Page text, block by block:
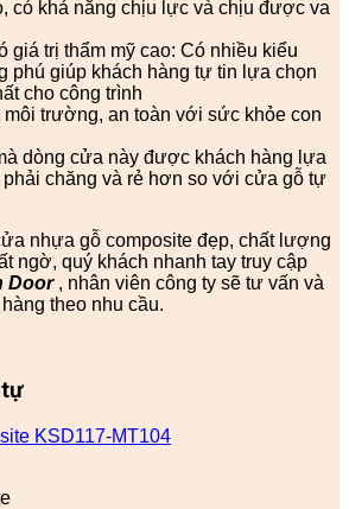
có khả năng chịu lực và chịu được va
giá trị thẩm mỹ cao: Có nhiều kiểu
phú giúp khách hàng tự tin lựa chọn
cho công trình
trường, an toàn với sức khỏe con
dòng cửa này được khách hàng lựa
chăng và rẻ hơn so với cửa gỗ tự
nhựa gỗ composite đẹp, chất lượng
ngờ, quý khách nhanh tay truy cập
Door, nhân viên công ty sẽ tư vấn và
theo nhu cầu.